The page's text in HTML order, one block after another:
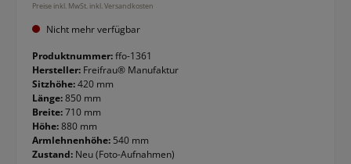
Preise inkl. MwSt. inkl. Versandkosten
Nicht mehr verfügbar
Produktnummer:ffo-1361
Hersteller: Freifrau® Manufaktur
Sitzhöhe:420 mm
Länge:850 mm
Breite:710 mm
Höhe:880 mm
Armlehnenhöhe: 540 mm
Zustand: Neu (Foto-Aufnahmen)